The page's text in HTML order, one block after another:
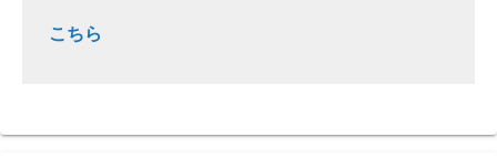
こちら